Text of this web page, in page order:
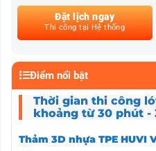
Đặt lịch ngay
Thi công tại Hệ thống
Điểm nổi bật
Thời gian thi công
khoảng từ 30 phút -
Thảm 3D nhựa TPE HUVI